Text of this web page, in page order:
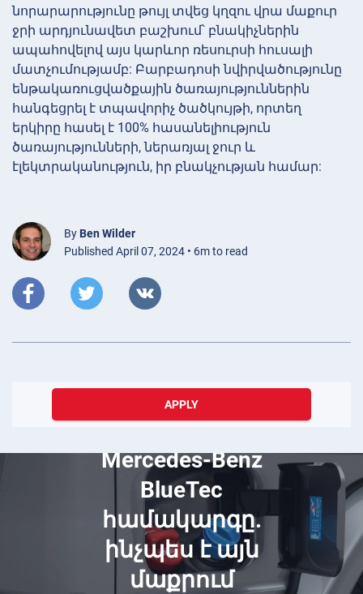
նորարարությունը թույլ տվեց կղզու վրա մաքուր
ջրի արդյունավետ բաշխում՝ բնակիչներին
ապահովելով այս կարևոր ռեսուրսի հուսալի
մատչումությամբ: Բարբադոսի նվիրվածությունը
ենթակառուցվածքային ծառայություններին
հանգեցրել է տպավորիչ ծածկույթի, որտեղ
երկիրը հասել է 100% հասանելիություն
ծառայությունների, ներառյալ ջուր և
էլեկտրականություն, իր բնակչության համար:
By Ben Wilder
Published April 07, 2024 • 6m to read
APPLY
Mercedes-Benz
BlueTec
համակարգը.
ինչպես է այն
մաքրում